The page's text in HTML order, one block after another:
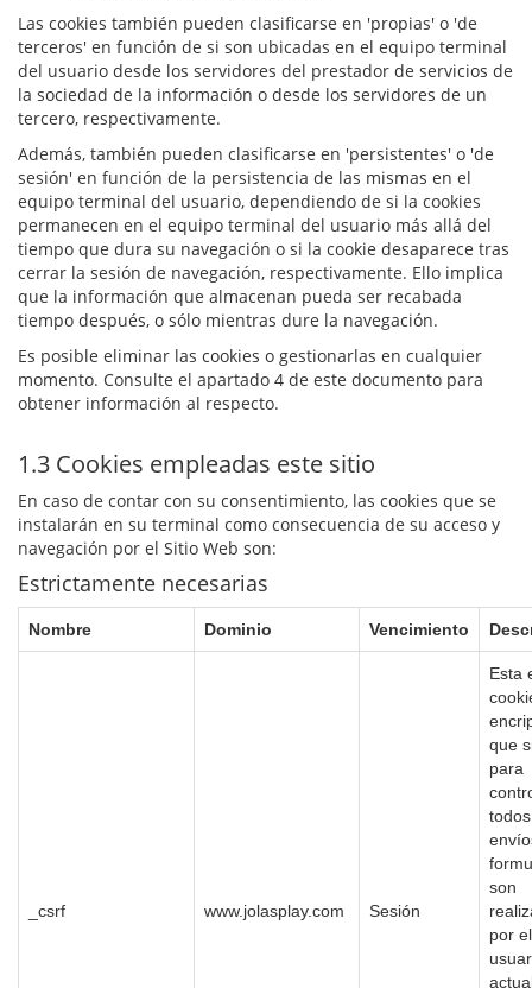
Las cookies también pueden clasificarse en 'propias' o 'de
terceros' en función de si son ubicadas en el equipo terminal
del usuario desde los servidores del prestador de servicios de
la sociedad de la información o desde los servidores de un
tercero, respectivamente.
Además, también pueden clasificarse en 'persistentes' o 'de
sesión' en función de la persistencia de las mismas en el
equipo terminal del usuario, dependiendo de si la cookies
permanecen en el equipo terminal del usuario más allá del
tiempo que dura su navegación o si la cookie desaparece tras
cerrar la sesión de navegación, respectivamente. Ello implica
que la información que almacenan pueda ser recabada
tiempo después, o sólo mientras dure la navegación.
Es posible eliminar las cookies o gestionarlas en cualquier
momento. Consulte el apartado 4 de este documento para
obtener información al respecto.
1.3 Cookies empleadas este sitio
En caso de contar con su consentimiento, las cookies que se
instalarán en su terminal como consecuencia de su acceso y
navegación por el Sitio Web son:
Estrictamente necesarias
Nombre Dominio Vencimiento
_csrf www.jolasplay.com Sesión
Esta
que
para
son
por el